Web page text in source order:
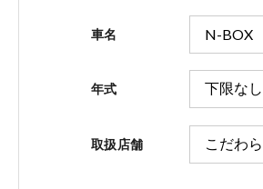
コーポレートサイト
車名
年式
取扱店舗